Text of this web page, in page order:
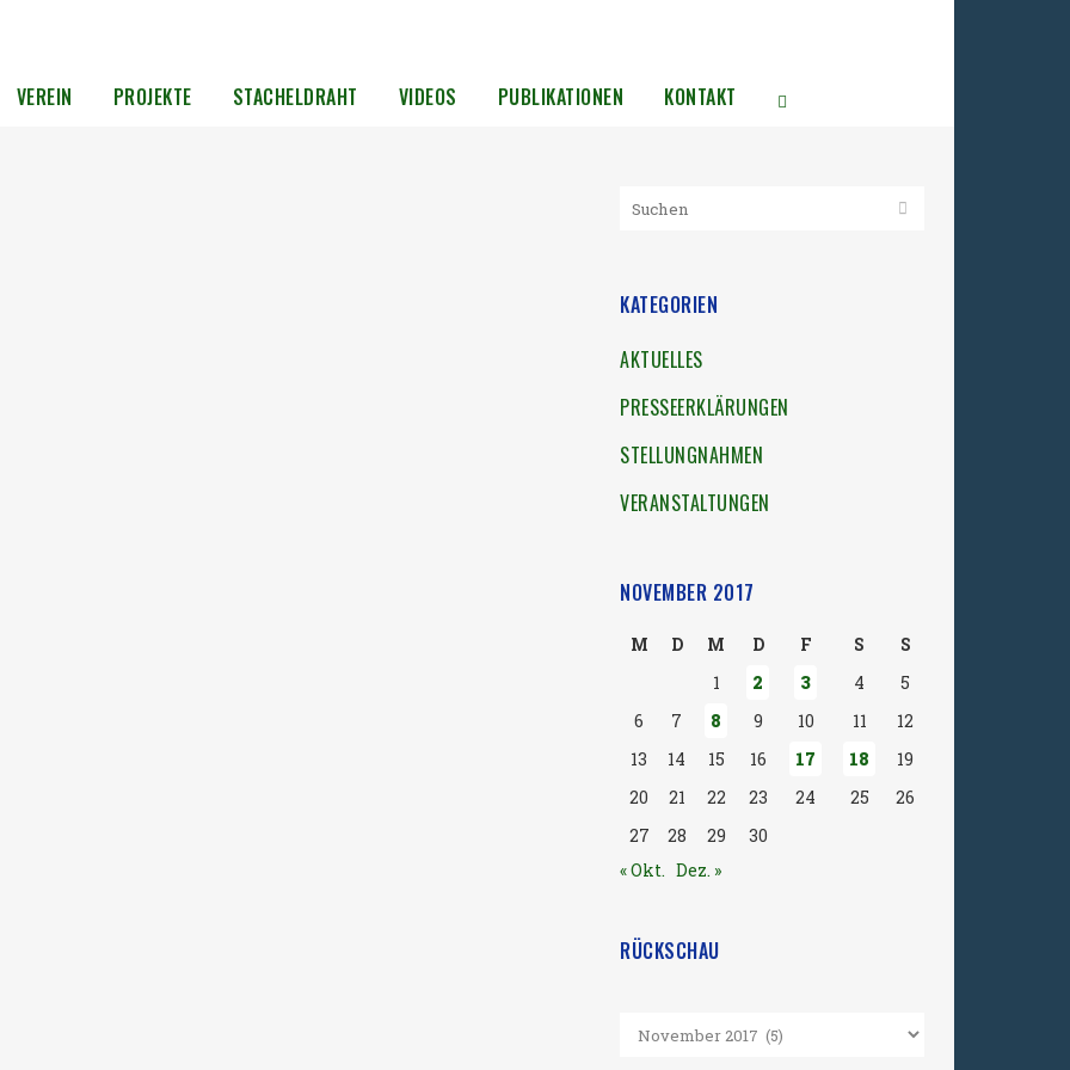
VEREIN PROJEKTE STACHELDRAHT VIDEOS PUBLIKATIONEN KONTAKT
KATEGORIEN
AKTUELLES
PRESSEERKLÄRUNGEN
STELLUNGNAHMEN
VERANSTALTUNGEN
NOVEMBER 2017
M D M D F S
S
1
2 3 4
5
6
7 8 9 10 11
12
13
14 15 16 17 18
19
20
21 22 23 24 25
26
27
28 29
30
« Okt. Dez. »
RÜCKSCHAU